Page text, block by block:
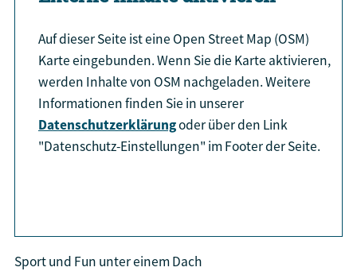
Auf dieser Seite ist eine Open Street Map (OSM)
Karte eingebunden. Wenn Sie die Karte aktivieren,
werden Inhalte von OSM nachgeladen. Weitere
Informationen finden Sie in unserer
Datenschutzerklärungoder über den Link
"Datenschutz-Einstellungen" im Footer der Seite.
Sport und Fun unter einem Dach